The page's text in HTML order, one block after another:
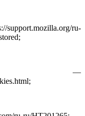
ru-
—